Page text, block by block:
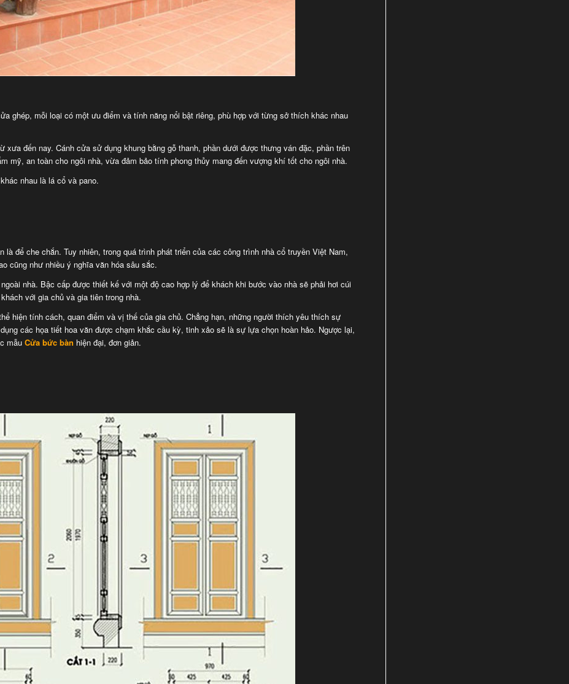
ghép, mỗi loại có một ưu điểm và tính năng nổi bật riêng, phù hợp với từng sở thích khác nhau
đến nay. Cánh cửa sử dụng khung bằng gỗ thanh, phần dưới được thưng ván đặc, phần trên
mỹ, an toàn cho ngôi nhà, vừa đảm bảo tính phong thủy mang đến vượng khí tốt cho ngôi nhà.
nhau là lá cổ và pano.
là để che chắn. Tuy nhiên, trong quá trình phát triển của các công trình nhà cổ truyền Việt Nam,
cũng như nhiều ý nghĩa văn hóa sâu sắc.
nhà. Bậc cấp được thiết kế với một độ cao hợp lý để khách khi bước vào nhà sẽ phải hơi cúi
với gia chủ và gia tiên trong nhà.
hiện tính cách, quan điểm và vị thế của gia chủ. Chẳng hạn, những người thích yêu thích sự
các họa tiết hoa văn được chạm khắc cầu kỳ, tinh xảo sẽ là sự lựa chọn hoàn hảo. Ngược lại,
mẫu Cửa bức bàn hiện đại, đơn giản.